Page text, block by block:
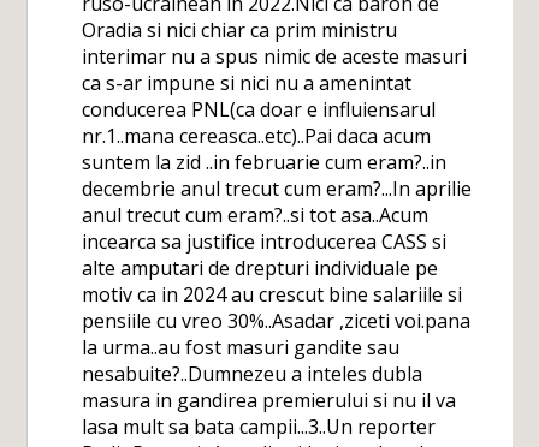
Oradia si nici chiar ca prim ministru
interimar nu a spus nimic de aceste masuri
ca s-ar impune si nici nu a amenintat
conducerea PNL(ca doar e influiensarul
nr.1..mana cereasca..etc)..Pai daca acum
suntem la zid ..in februarie cum eram?..in
decembrie anul trecut cum eram?...In aprilie
anul trecut cum eram?..si tot asa..Acum
incearca sa justifice introducerea CASS si
alte amputari de drepturi individuale pe
motiv ca in 2024 au crescut bine salariile si
pensiile cu vreo 30%..Asadar ,ziceti voi.pana
la urma..au fost masuri gandite sau
nesabuite?..Dumnezeu a inteles dubla
masura in gandirea premierului si nu il va
lasa mult sa bata campii...3..Un reporter